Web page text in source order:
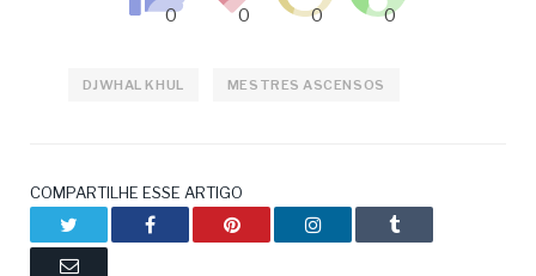
DJWHAL KHUL MESTRES ASCENSOS
COMPARTILHE ESSE ARTIGO
Facebook Pinterest LinkedIn Tumblr
Email